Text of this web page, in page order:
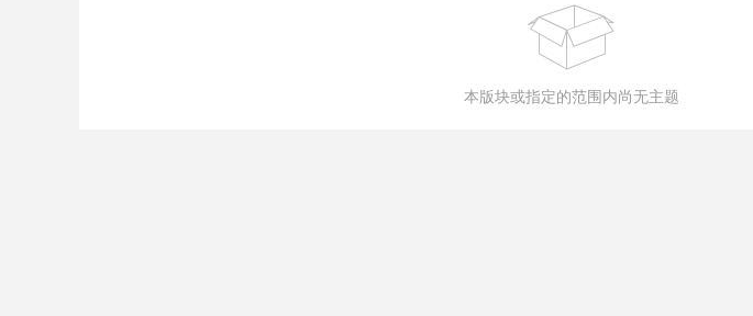
本版块或指定的范围内尚无主题